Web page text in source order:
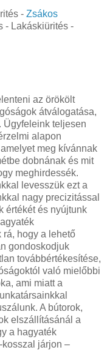
- Zsákos
- Lakáskiürités -
az örökölt
átválogatása,
Ügyfeleink teljesen
alapon
meg kívánnak
dobnának és mit
meghirdessék.
levesszük ezt a
nagy precizitással
értékét és nyújtunk
hogy a lehető
gondoskodjuk
továbbértékesítése,
való mielőbbi
ami miatt a
A bútorok,
elszállításánál a
a hagyaték
járjon –